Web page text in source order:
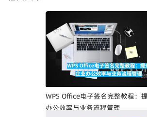
WPS Office电子签名完整教程：
办公效率与业务流程管理